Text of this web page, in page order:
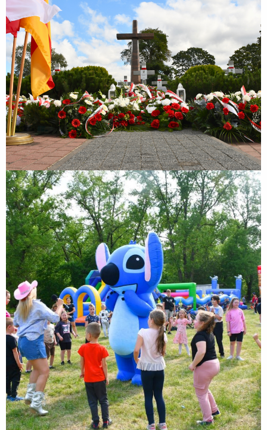
Rodzinny Piknik Sportowy z okazji Dnia Dziecka
Rodzinny Piknik Sportowy z okazji Dnia Dziecka połączony z IV
Biegiem Zakroczymskim „Nałogi! Dzieciaki w nogi!” realizowany był w
partnerstwie z Samorządem Województwa Mazowieckiego i
wspófinansowany był ze środków Samorządu...